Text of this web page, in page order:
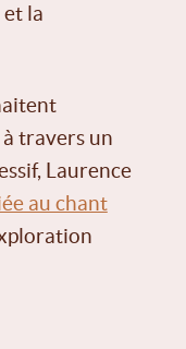
la
travers un
Laurence
au chant